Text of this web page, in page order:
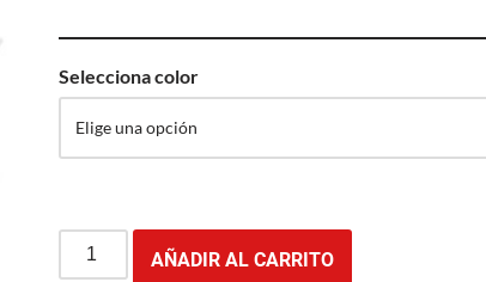
Selecciona color
AÑADIR AL CARRITO